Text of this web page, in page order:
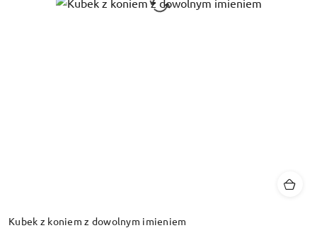
Kubek z koniem z dowolnym imieniem